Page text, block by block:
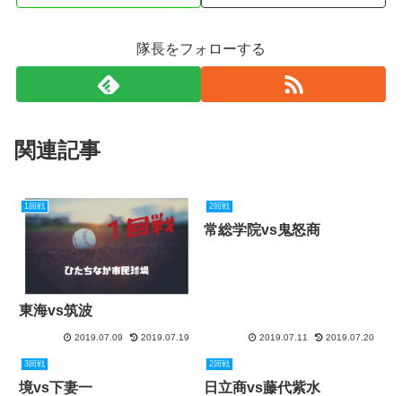
隊長をフォローする
関連記事
1回戦
東海vs筑波
2019.07.09 2019.07.19
2回戦
常総学院vs鬼怒商
2019.07.11 2019.07.20
3回戦
境vs下妻一
2回戦
日立商vs藤代紫水